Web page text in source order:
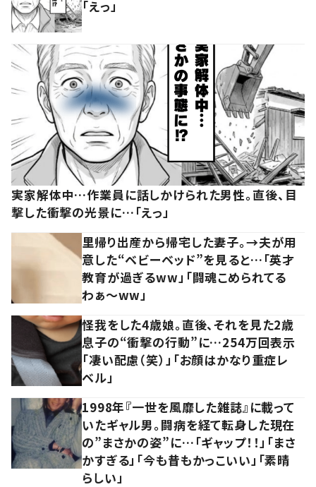
「えっ」
実家解体中…作業員に話しかけられた男性。直後、目
撃した衝撃の光景に…「えっ」
里帰り出産から帰宅した妻子。→夫が用
意した“ベビーベッド”を見ると…「英才
教育が過ぎるww」「闘魂こめられてる
わぁ～ww」
怪我をした4歳娘。直後、それを見た2歳
息子の“衝撃の行動”に…254万回表示
「凄い配慮（笑）」「お顔はかなり重症レ
ベル」
1998年『一世を風靡した雑誌』に載って
いたギャル男。闘病を経て転身した現在
の”まさかの姿”に…「ギャップ！！」「まさ
かすぎる」「今も昔もかっこいい」「素晴
らしい」